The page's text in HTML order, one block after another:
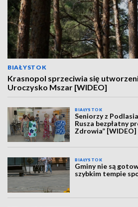
BIAŁYSTOK
Krasnopol sprzeciwia się
Uroczysko Mszar [WIDEO]
BIAŁYSTOK
Seniorzy z
Rusza bezpłatny
Zdrowia” [WIDEO]
BIAŁYSTOK
Gminy nie są
szybkim tempie